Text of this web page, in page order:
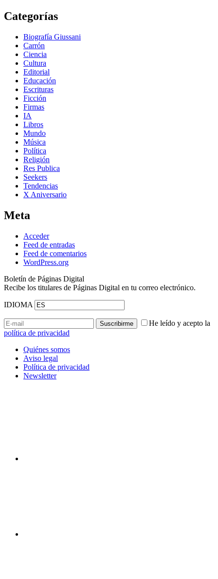
Categorías
Biografía Giussani
Carrón
Ciencia
Cultura
Editorial
Educación
Escrituras
Ficción
Firmas
IA
Libros
Mundo
Música
Política
Religión
Res Publica
Seekers
Tendencias
X Aniversario
Meta
Acceder
Feed de entradas
Feed de comentarios
WordPress.org
Boletín de Páginas Digital
Recibe los titulares de Páginas Digital en tu correo electrónico.
IDIOMA
He leído y acepto la
política de privacidad
Quiénes somos
Aviso legal
Política de privacidad
Newsletter